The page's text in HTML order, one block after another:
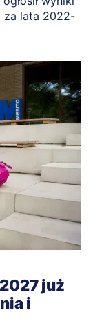
za lata 2022-
już
i